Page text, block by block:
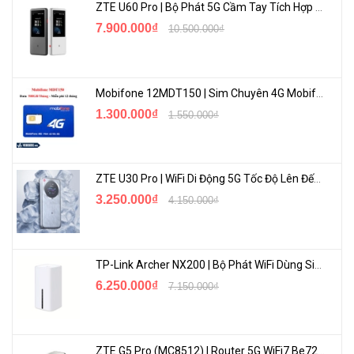
ZTE U60 Pro | Bộ Phát 5G Cầm Tay Tích Hợp Công Nghệ WiFi 7, Pin 10000mAh
7.900.000₫ 10.500.000₫
1.300.000₫ 1.550.000₫
ZTE U30 Pro | WiFi Di Động 5G Tốc Độ Lên Đến 500Mbps, Màn Hình Cảm Ứng
3.250.000₫ 4.150.000₫
6.250.000₫ 7.150.000₫